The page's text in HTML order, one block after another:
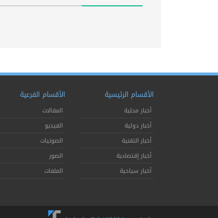
الأقسام الرئيسية
أخبار محلية
أخبار دولية
أخبار التقنية
أخبار إقتصادية
أخبار سياحية
الأقسام الفرعية
المقالات
الفيديو
الصوتيات
الصور
الملفات